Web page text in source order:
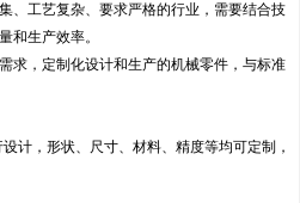
、工艺复杂、要求严格的行业，需要结合技
和生产效率。
求，定制化设计和生产的机械零件，与标准
计，形状、尺寸、材料、精度等均可定制，